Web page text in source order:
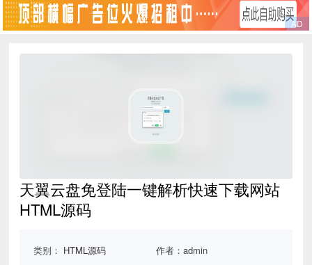
天翼云盘免登陆一键解析快速下载网站
HTML源码
类别： HTML源码 作者：admin